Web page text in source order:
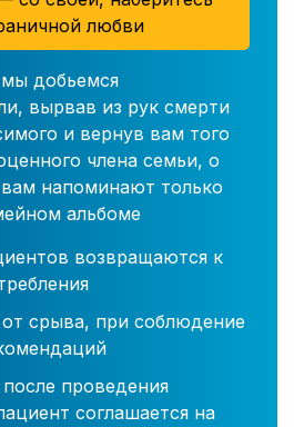
любви
добьемся
вырвав из рук смерти
и вернув вам того
члена семьи, о
напоминают только
альбоме
возвращаются к
от срыва, при соблюдение
проведения
соглашается на